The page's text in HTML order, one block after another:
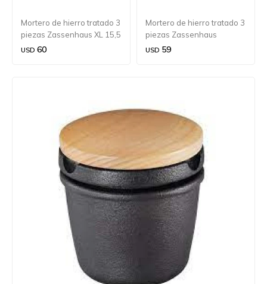
Mortero de hierro tratado 3
piezas Zassenhaus XL 15,5
cm.
USD 60
Mortero de hierro tratado 3
piezas Zassenhaus
USD 59